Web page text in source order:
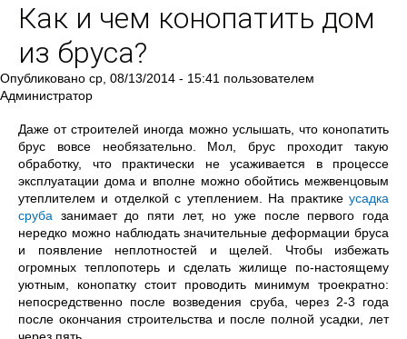
Как и чем конопатить дом
из бруса?
Опубликовано ср, 08/13/2014 - 15:41 пользователем
Администратор
Даже от строителей иногда можно услышать, что конопатить
брус вовсе необязательно. Мол, брус проходит такую
обработку, что практически не усаживается в процессе
эксплуатации дома и вполне можно обойтись межвенцовым
утеплителем и отделкой с утеплением. На практике усадка
сруба занимает до пяти лет, но уже после первого года
нередко можно наблюдать значительные деформации бруса
и появление неплотностей и щелей. Чтобы избежать
огромных теплопотерь и сделать жилище по-настоящему
уютным, конопатку стоит проводить минимум троекратно:
непосредственно после возведения сруба, через 2-3 года
после окончания строительства и после полной усадки, лет